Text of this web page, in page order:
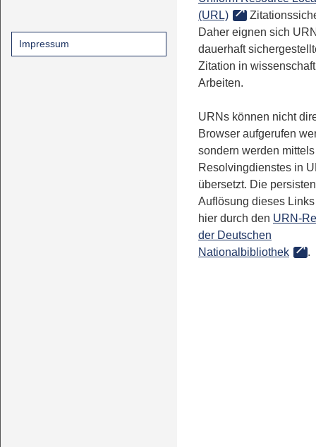
Impressum
(URL)
Daher eignen sich
dauerhaft
Zitation in
Arbeiten.
URNs können nicht
Browser aufgerufen
sondern werden
Resolvingdienstes in
übersetzt. Die
Auflösung dieses
hier durch den URN-
der Deutschen
Nationalbibliothek
.